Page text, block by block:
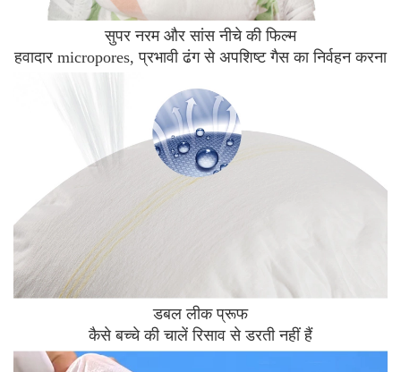
सुपर नरम और सांस नीचे की फिल्म
हवादार micropores, प्रभावी ढंग सेअपशिष्ट गैस का निर्वहन करना
डबल लीक प्रूफ
कैसे बच्चे की चालें रिसाव से डरती नहीं हैं